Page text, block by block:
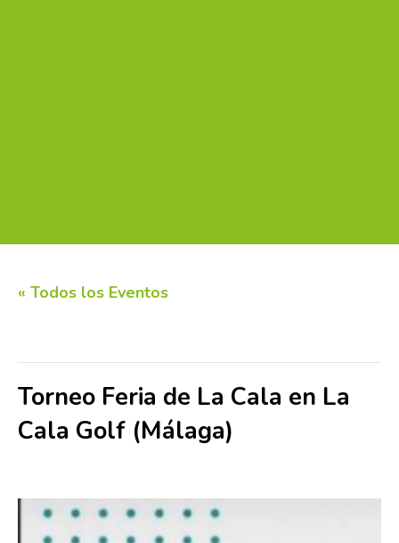
« Todos los Eventos
Torneo Feria de La Cala en La
Cala Golf (Málaga)